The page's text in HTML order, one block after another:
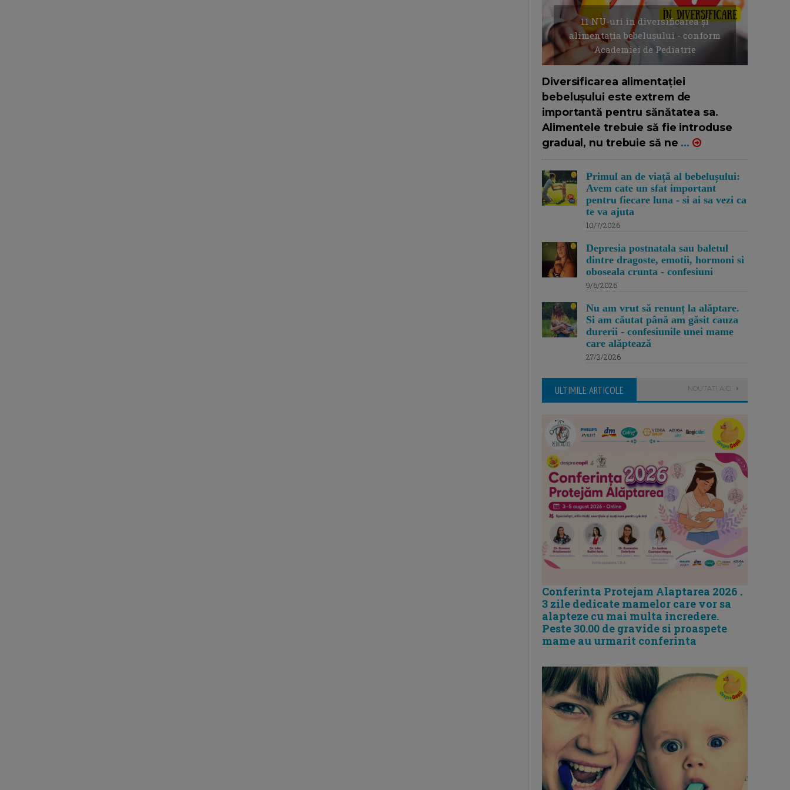
11 NU-uri in diversificarea și
alimentația bebelușului - conform
Academiei de Pediatrie
Diversificarea alimentației
bebelușului este extrem de
importantă pentru sănătatea sa.
Alimentele trebuie să fie introduse
gradual, nu trebuie să ne ...
Primul an de viață al bebelușului:
Avem cate un sfat important
pentru fiecare luna - si ai sa vezi ca
te va ajuta
10/7/2026
Depresia postnatala sau baletul
dintre dragoste, emotii, hormoni si
oboseala crunta - confesiuni
9/6/2026
Nu am vrut să renunț la alăptare.
Si am căutat până am găsit cauza
durerii - confesiunile unei mame
care alăptează
27/3/2026
ULTIMILE ARTICOLE NOUTATI AICI
Conferinta Protejam Alaptarea 2026 .
3 zile dedicate mamelor care vor sa
alapteze cu mai multa incredere.
Peste 30.00 de gravide si proaspete
mame au urmarit conferinta